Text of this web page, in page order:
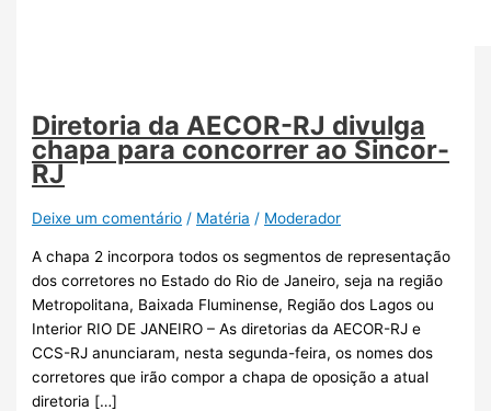
Diretoria da AECOR-RJ divulga
chapa para concorrer ao Sincor-
RJ
Deixe um comentário / Matéria / Moderador
A chapa 2 incorpora todos os segmentos de representação
dos corretores no Estado do Rio de Janeiro, seja na região
Metropolitana, Baixada Fluminense, Região dos Lagos ou
Interior RIO DE JANEIRO – As diretorias da AECOR-RJ e
CCS-RJ anunciaram, nesta segunda-feira, os nomes dos
corretores que irão compor a chapa de oposição a atual
diretoria […]